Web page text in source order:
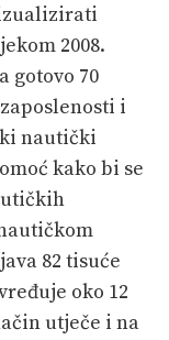
2008.
gotovo 70
i
nautički
kako bi se
82 tisuće
oko 12
utječe i na